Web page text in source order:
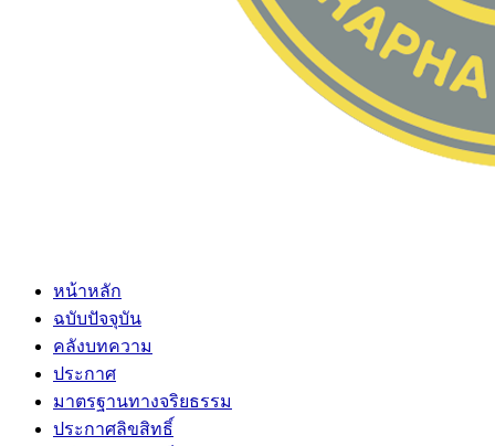
หน้าหลัก
ฉบับปัจจุบัน
คลังบทความ
ประกาศ
มาตรฐานทางจริยธรรม
ประกาศลิขสิทธิ์